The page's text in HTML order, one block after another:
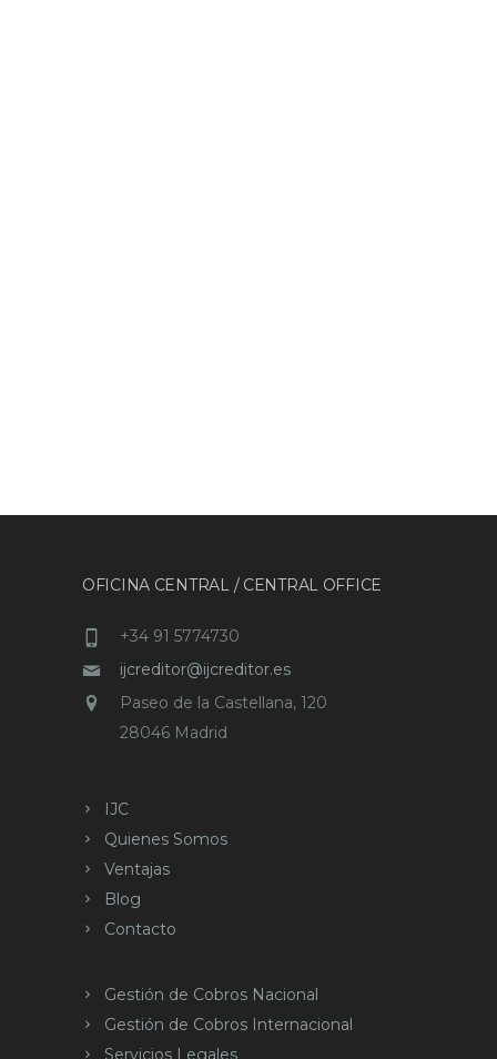
OFICINA CENTRAL / CENTRAL OFFICE
+34 91 5774730
ijcreditor@ijcreditor.es
Paseo de la Castellana, 120
28046 Madrid
IJC
Quienes Somos
Ventajas
Blog
Contacto
Gestión de Cobros Nacional
Gestión de Cobros Internacional
Servicios Legales